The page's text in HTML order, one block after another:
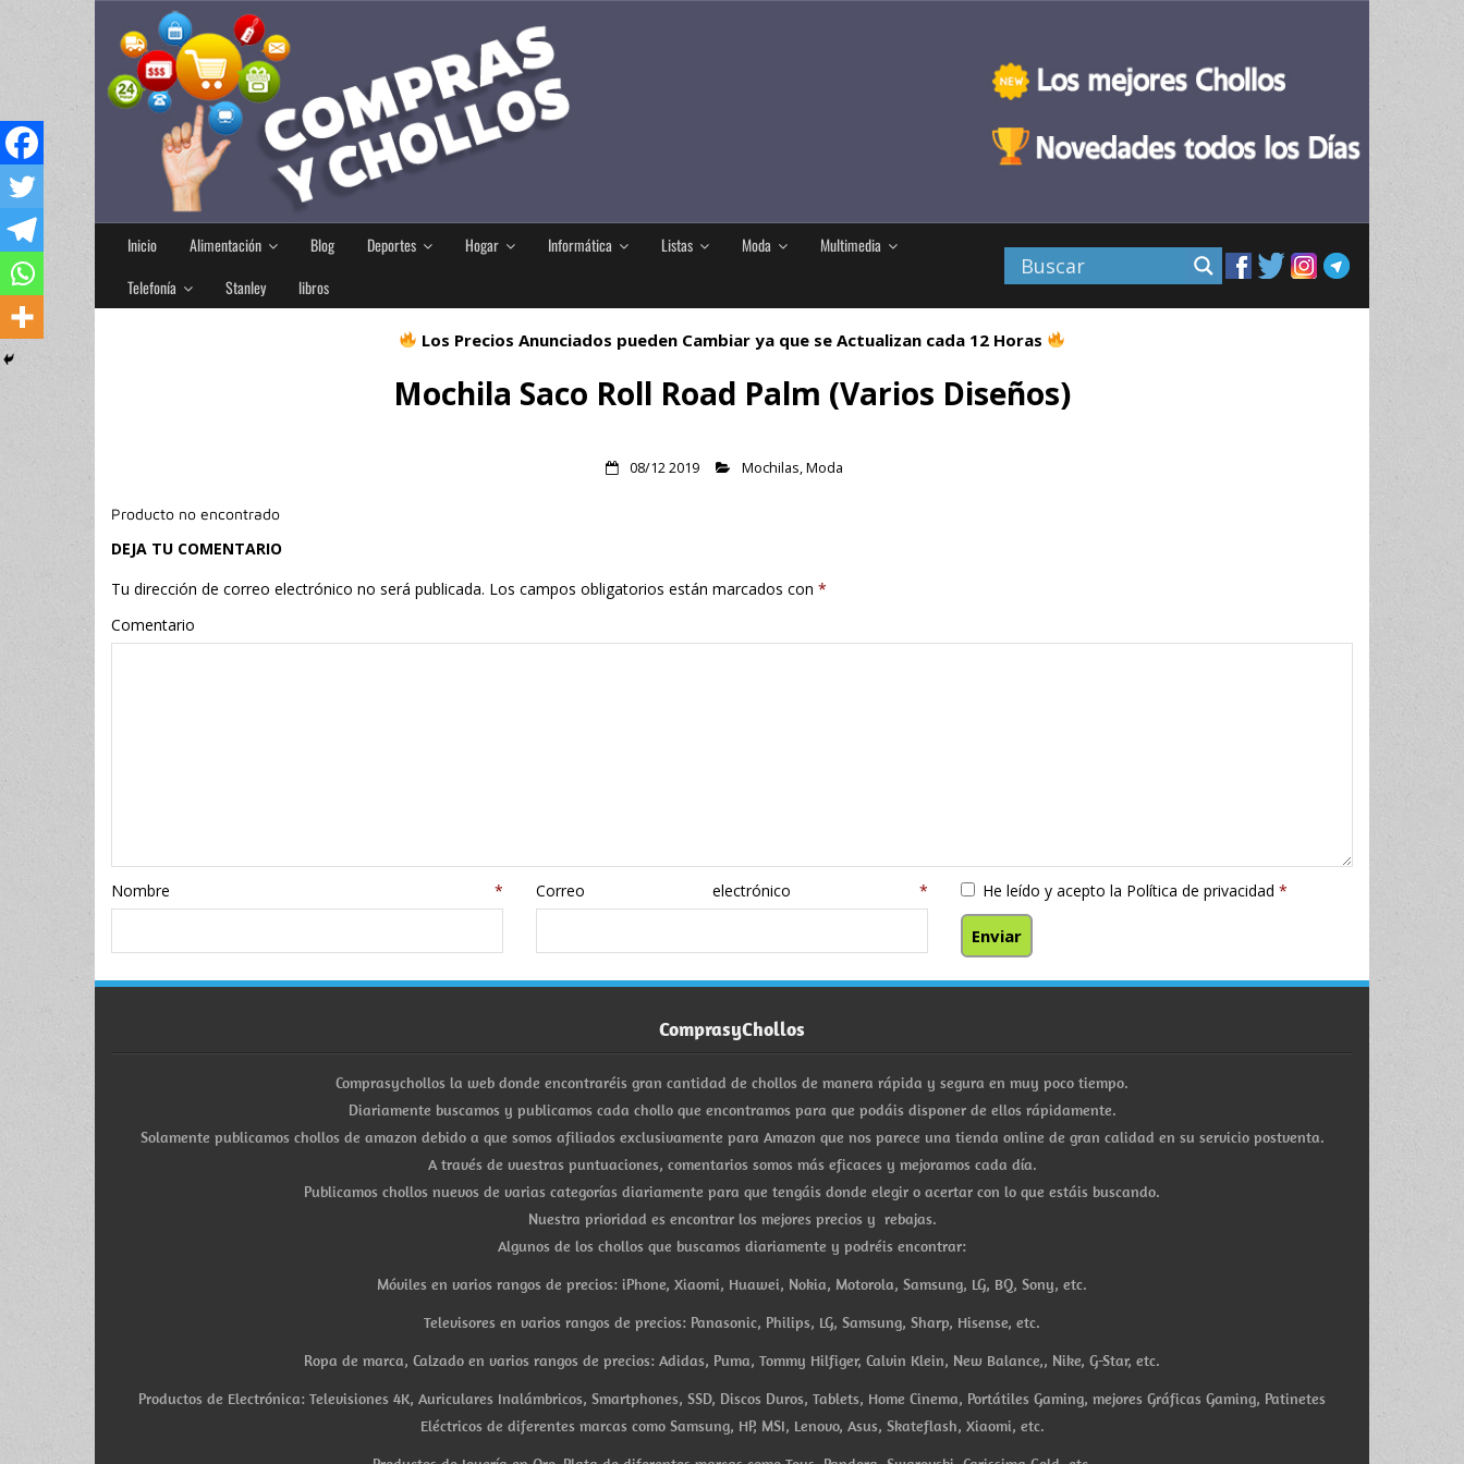
Inicio Alimentación Blog Deportes Hogar Informática Listas Moda
Multimedia
Telefonía
Stanley libros
Los Precios Anunciados pueden Cambiar ya que se Actualizan cada 12 Horas
Mochila Saco Roll Road Palm (Varios Diseños)
08/12 2019 Mochilas,Moda
Producto no encontrado
DEJA TU COMENTARIO
Tu dirección de correo electrónico no será publicada. Los campos obligatorios están marcados con *
Comentario
Nombre* Correo electrónico* He leído y acepto la Política de privacidad *
ComprasyChollos
Comprasychollos la web donde encontraréis gran cantidad de chollos de manera rápida y segura en muy poco tiempo.
Diariamente buscamos y publicamos cada chollo que encontramos para que podáis disponer de ellos rápidamente.
Solamente publicamos chollos de amazon debido a que somos afiliados exclusivamente para Amazon que nos parece una tienda online de gran calidad en su servicio postventa.
A través de vuestras puntuaciones, comentarios somos más eficaces y mejoramos cada día.
Publicamos chollos nuevos de varias categorías diariamente para que tengáis donde elegir o acertar con lo que estáis buscando.
Nuestra prioridad es encontrar los mejores precios y rebajas.
Algunos de los chollos que buscamos diariamente y podréis encontrar:
Móviles en varios rangos de precios: iPhone, Xiaomi, Huawei, Nokia, Motorola, Samsung, LG, BQ, Sony, etc.
Televisores en varios rangos de precios: Panasonic, Philips, LG, Samsung, Sharp, Hisense, etc.
Ropa de marca, Calzado en varios rangos de precios: Adidas, Puma, Tommy Hilfiger, Calvin Klein, New Balance,, Nike, G-Star, etc.
Productos de Electrónica: Televisiones 4K, Auriculares Inalámbricos, Smartphones, SSD, Discos Duros, Tablets, Home Cinema, Portátiles Gaming, mejores Gráficas Gaming, Patinetes
Eléctricos de diferentes marcas como Samsung, HP, MSI, Lenovo, Asus, Skateflash, Xiaomi, etc.